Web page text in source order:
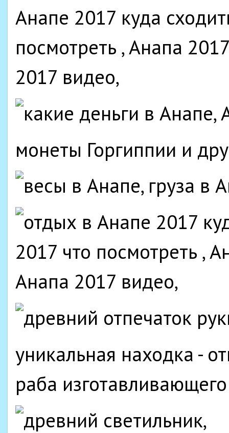
монеты Горгиппии и
уникальная находка -
раба